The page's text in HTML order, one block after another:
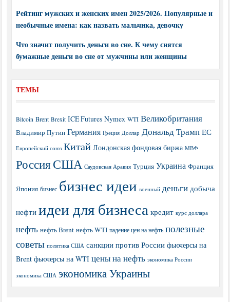
Рейтинг мужских и женских имен 2025/2026. Популярные и
необычные имена: как назвать мальчика, девочку
Что значит получить деньги во сне. К чему снятся
бумажные деньги во сне от мужчины или женщины
ТЕМЫ
Bitcoin Brent Brexit ICE Futures Nymex WTI Великобритания
Владимир Путин Германия Греция Доллар Дональд Трамп ЕС
Европейский союз Китай Лондонская фондовая биржа МВФ
РоссияСША Саудовская Аравия Турция Украина Франция
Япония бизнес бизнес идеи военный деньги добыча
нефти идеи для бизнеса кредит курс доллара
нефть нефть Brent нефть WTI падение цен на нефть полезные
советы политика США санкции против России фьючерсы на
Brent фьючерсы на WTI цены на нефть экономика России
экономика США экономика Украины